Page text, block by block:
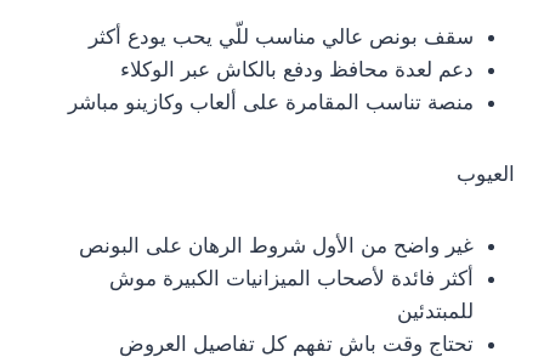
سقف بونص عالي مناسب للّي يحب يودع أكثر
دعم لعدة محافظ ودفع بالكاش عبر الوكلاء
منصة تناسب المقامرة على ألعاب وكازينو مباشر
العيوب
غير واضح من الأول شروط الرهان على البونص
أكثر فائدة لأصحاب الميزانيات الكبيرة موش
للمبتدئين
تحتاج وقت باش تفهم كل تفاصيل العروض